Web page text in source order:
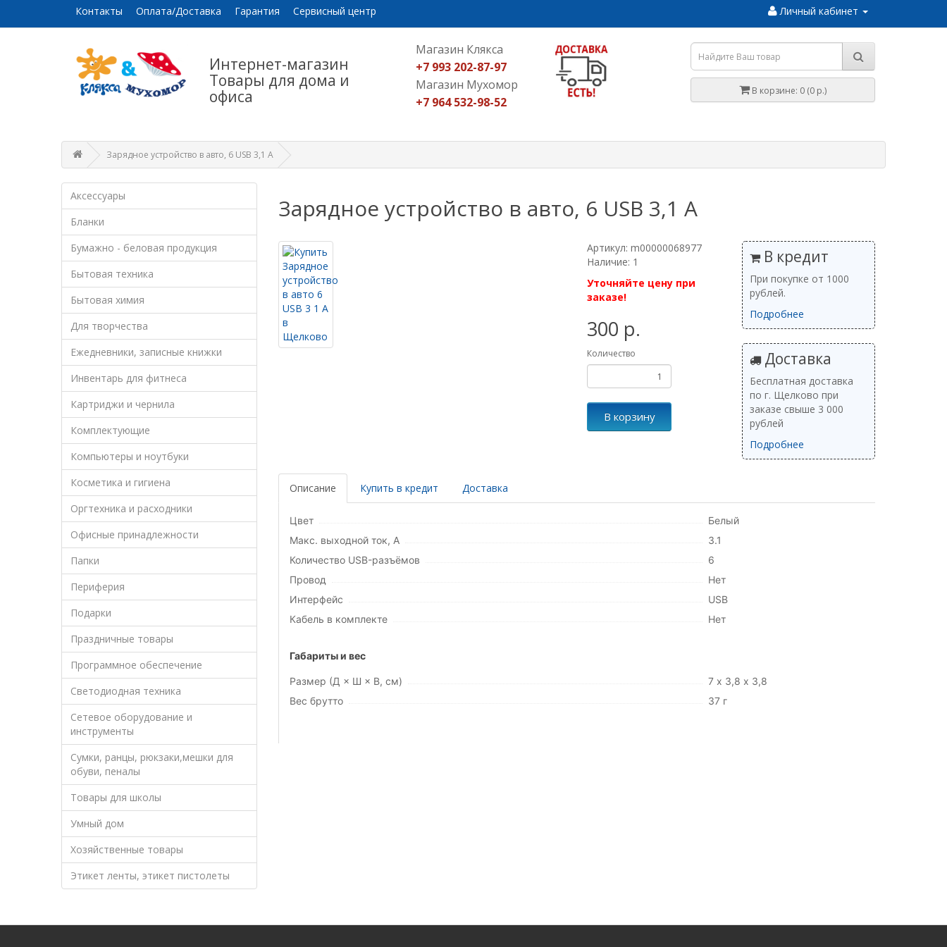
Контакты Оплата/Доставка Гарантия Сервисный центр Личный кабинет
Интернет-магазин
Товары для дома и
офиса
Магазин Клякса
+7 993 202-87-97
Магазин Мухомор
+7 964 532-98-52
В корзине: 0 (0 р.)
Зарядное устройство в авто, 6 USB 3,1 А
Аксессуары
Бланки
Бумажно - беловая продукция
Бытовая техника
Бытовая химия
Для творчества
Ежедневники, записные книжки
Инвентарь для фитнеса
Картриджи и чернила
Комплектующие
Компьютеры и ноутбуки
Косметика и гигиена
Оргтехника и расходники
Офисные принадлежности
Папки
Периферия
Подарки
Праздничные товары
Программное обеспечение
Светодиодная техника
Сетевое оборудование и
инструменты
Сумки, ранцы, рюкзаки,мешки для
обуви, пеналы
Товары для школы
Умный дом
Хозяйственные товары
Этикет ленты, этикет пистолеты
Зарядное устройство в авто, 6 USB 3,1 А
Артикул: m00000068977
Наличие: 1
Уточняйте цену при
заказе!
300 р.
Количество
В корзину
В кредит
При покупке от 1000
рублей.
Подробнее
Доставка
Бесплатная доставка
по г. Щелково при
заказе свыше 3 000
рублей
Подробнее
Описание Купить в кредит Доставка
Цвет
Белый
Макс. выходной ток, А
3.1
Количество USB-разъёмов
6
Провод
Нет
Интерфейс
USB
Кабель в комплекте
Нет
Габариты и вес
Размер (Д × Ш × В, см)
7 х 3,8 х 3,8
Вес брутто
37 г